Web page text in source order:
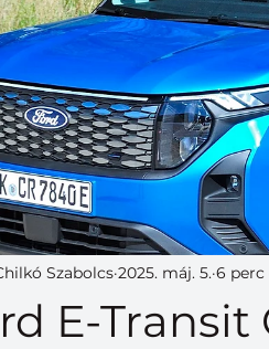
E-Transit
Szabolcs 2025. máj. 5. 6 perc